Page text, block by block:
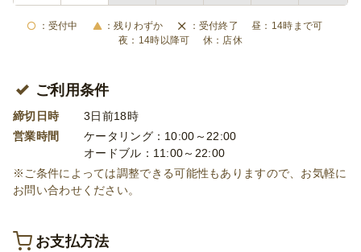
受付中 残りわずか 受付終了
14時まで可
14時以降可
店休
ご利用条件
締切日時
3日前18時
営業時間
ケータリング：10:00～22:00
オードブル：11:00～22:00
※ご条件によっては調整できる可能性もありますので、お気軽に
お問い合わせください。
お支払方法